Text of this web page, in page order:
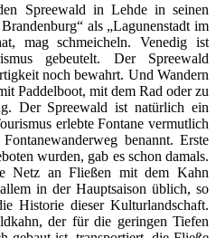
Spreewald in Lehde in seinen
als „Lagunenstadt im
mag schmeicheln. Venedig ist
gebeutelt. Der Spreewald
noch bewahrt. Und Wandern
Paddel­boot, mit dem Rad oder zu
Der Spreewald ist natürlich ein
erlebte Fontane vermutlich
benannt. Erste
wurden, gab es schon damals.
Netz an Fließen mit dem Kahn
in der Hauptsaison üblich, so
Historie dieser Kulturlandschaft.
der für die geringen Tiefen